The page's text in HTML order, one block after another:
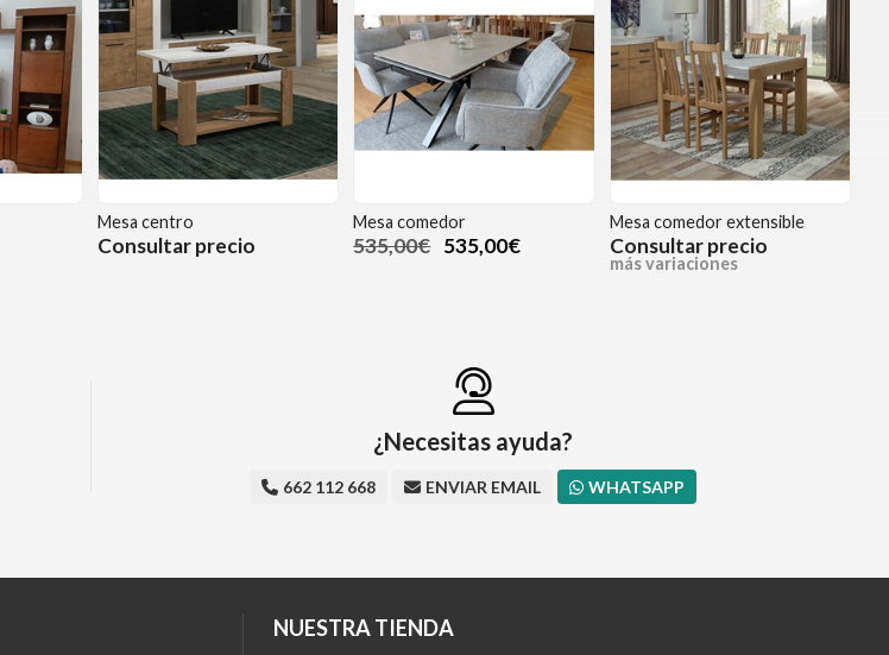
Mesa centro
Consultar precio
Mesa comedor
535,00€ 535,00€
Mesa comedor extensible
Consultar precio
más variaciones
¿Necesitas ayuda?
662 112 668 ENVIAR EMAIL WHATSAPP
NUESTRA TIENDA